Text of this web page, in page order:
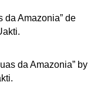
da Amazonia” de
da Amazonia” by